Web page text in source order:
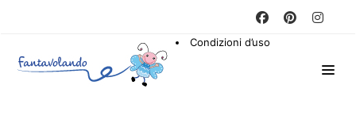
Condizioni d’uso